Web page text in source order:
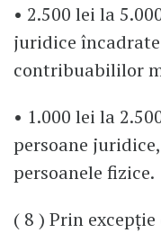
• 2.500 lei la
juridice
contribuabililor
• 1.000 lei la
persoane
persoanele fizice.
( 8 ) Prin